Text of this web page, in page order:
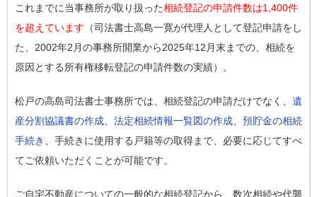
これまでに当事務所が取り扱った相続登記の申請件数は1,400件
を超えています （司法書士高島一寛が代理人として登記申請をし
た、2002年2月の事務所開業から2025年12月末までの、相続を
原因とする所有権移転登記の申請件数の実績）。
松戸の高島司法書士事務所では、相続登記の申請だけでなく、 遺
産分割協議書の作成
法定相続情報一覧図の作成
預貯金の相続
手続き
、手続きに使用する戸籍等の取得まで、必要に応じてすべ
てご依頼いただくことが可能です。
ご自宅不動産についての一般的な相続登記から、数次相続や代襲